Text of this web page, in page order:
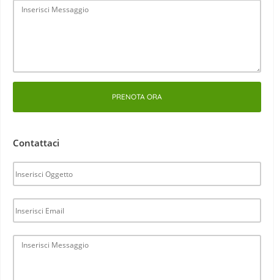
PRENOTA ORA
Contattaci